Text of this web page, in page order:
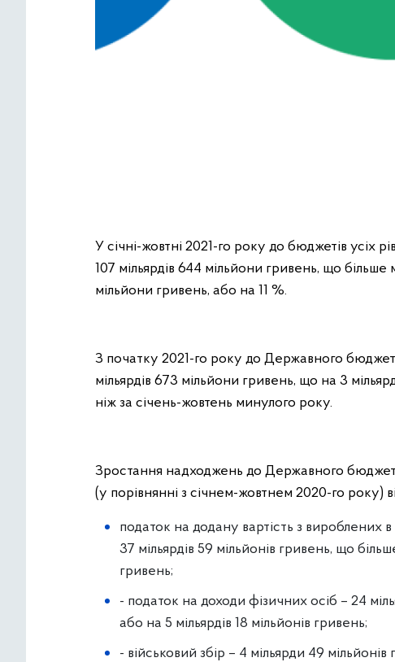
У січні-жовтні 2021-го року до бюджетів усіх
107 мільярдів 644 мільйони гривень, що більше
мільйони гривень, або на 11 %.
З початку 2021-го року до Державного
мільярдів 673 мільйони гривень, що на 3
ніж за січень-жовтень минулого року.
Зростання надходжень до Державного
(у порівнянні з січнем-жовтнем 2020-го року)
податок на додану вартість з вироблених в
37 мільярдів 59 мільйонів гривень, що
гривень;
- податок на доходи фізичних осіб – 24
або на 5 мільярдів 18 мільйонів гривень;
- військовий збір – 4 мільярди 49